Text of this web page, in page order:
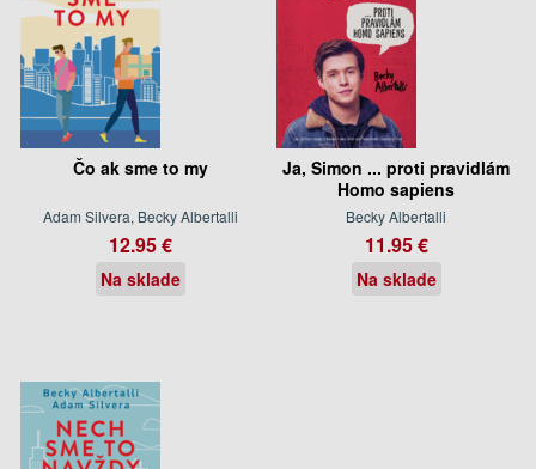
Čo ak sme to my
Adam Silvera, Becky Albertalli
12.95 €
Na sklade
Ja, Simon ... proti pravidlám
Homo sapiens
Becky Albertalli
11.95 €
Na sklade